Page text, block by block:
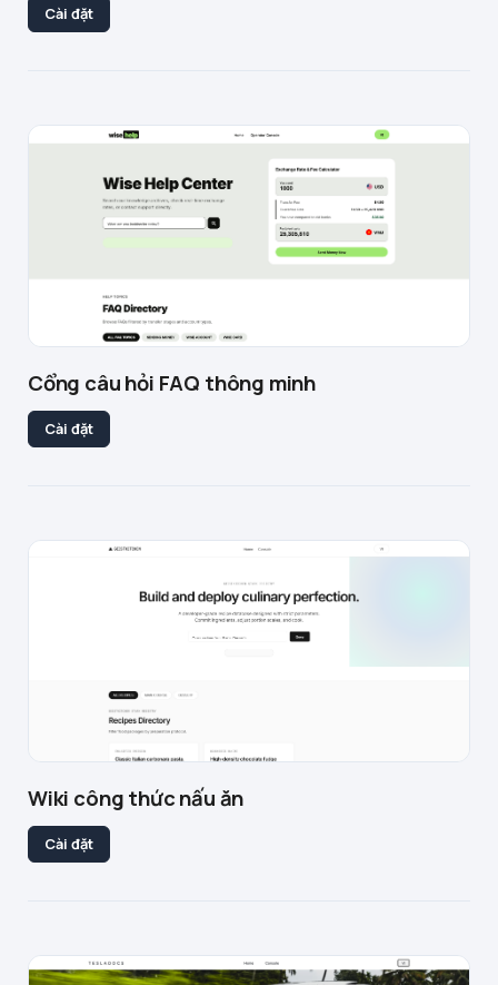
Cài đặt
Cổng câu hỏi FAQ thông minh
Cài đặt
Wiki công thức nấu ăn
Cài đặt